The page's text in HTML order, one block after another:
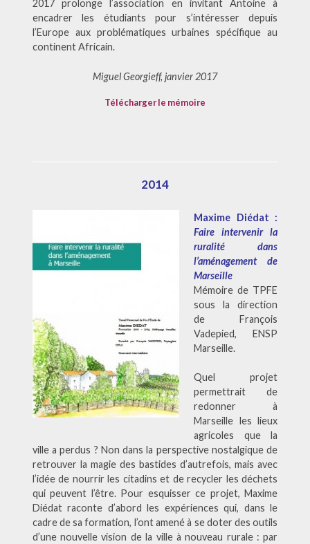
2017 prolonge l’association en invitant Antoine à
encadrer les étudiants pour s’intéresser depuis
l’Europe aux problématiques urbaines spécifique au
continent Africain.
Miguel Georgieff, janvier 2017
Télécharger le mémoire
2014
Maxime Diédat :
Faire intervenir la
ruralité dans
l’aménagement de
Marseille
Mémoire de TPFE
sous la direction
de François
Vadepied, ENSP
Marseille.
Quel projet
permettrait de
redonner à
Marseille les lieux
agricoles que la
ville a perdus ? Non dans la perspective nostalgique de
retrouver la magie des bastides d’autrefois, mais avec
l’idée de nourrir les citadins et de recycler les déchets
qui peuvent l’être. Pour esquisser ce projet, Maxime
Diédat raconte d’abord les expériences qui, dans le
cadre de sa formation, l’ont amené à se doter des outils
d’une nouvelle vision de la ville à nouveau rurale : par